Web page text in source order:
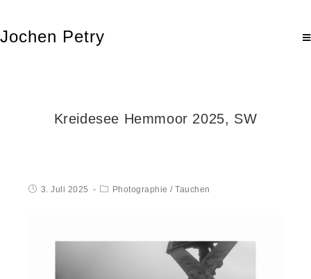
Jochen Petry
Kreidesee Hemmoor 2025, SW
3. Juli 2025 Photographie /Tauchen